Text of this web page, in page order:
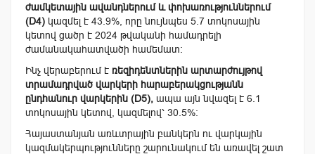
ժամկետային ավանդներում և փոխառություններում
(D4) կազմել է 43.9%, որը նույնպես 5.7 տոկոսային
կետով ցածր է 2024 թվականի համադրելի
ժամանակահատվածի համեմատ։
Ինչ վերաբերում է ռեզիդենտներին արտարժույթով
տրամադրված վարկերի հարաբերակցությանն
ընդհանուր վարկերին (D5), ապա այն նվազել է 6.1
տոկոսային կետով, կազմելով՝ 30.5%:
Հայաստանյան առևտրային բանկերն ու վարկային
կազմակերպությունները շարունակում են առավել շատ